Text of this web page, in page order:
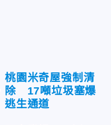
桃園米奇屋強制清
除 17噸垃圾塞爆
逃生通道